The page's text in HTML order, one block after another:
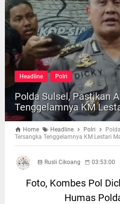
Headline Polri
Polda Sulsel, Pastikan
Tenggelamnya KM
Home Headline Polri
Tersangka Tenggelamnya KM Lestari
Rusli Cikoang 03:53:00
Foto, Kombes Pol
Humas